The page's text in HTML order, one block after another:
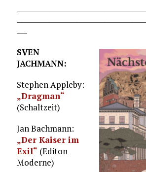
SVEN
JACHMANN:
Stephen Appleby:
„Dragman“
(Schaltzeit)
Jan Bachmann:
„Der Kaiser im
Exil“ (Editon
Moderne)